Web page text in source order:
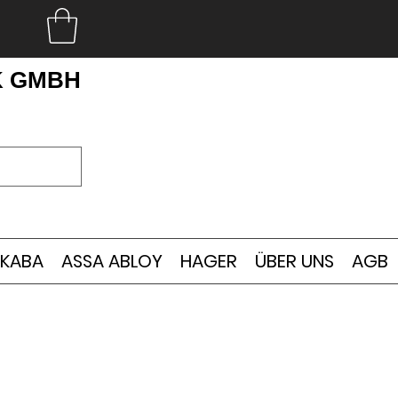
GMBH
ASSA ABLOY HAGER ÜBER UNS AGB